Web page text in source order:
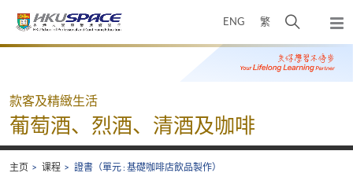
ENG 繁
开
搜
寻
弹
出
主
Main
款客及精緻生活
葡萄酒、烈酒、清酒及咖啡
主页 课程 證書（單元 : 基礎咖啡店飲品製作）